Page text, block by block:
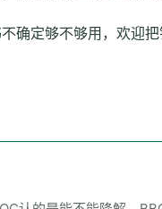
确定够不够用，欢迎